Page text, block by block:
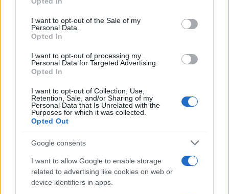
use your data for below specified purposes in below Google
consent section.
I want to opt-out of the Sale of my
Personal Data.
Opted In
I want to opt-out of processing my
Personal Data for Targeted Advertising.
Opted In
I want to opt-out of Collection, Use,
Retention, Sale, and/or Sharing of my
Personal Data that Is Unrelated with the
Purposes for which it was collected.
Opted Out
Google consents
I want to allow Google to enable storage
related to advertising like cookies on web or
device identifiers in apps.
F
a
ce
b
o
o
k
T
w
it
te
r
Pi
n
te
re
st
h
at
s
A
p
p
h
a
re
NOTIZIE RECENTI
Auto prende fuoco sulla strada statale 125 a
Olbia, cosa è successo